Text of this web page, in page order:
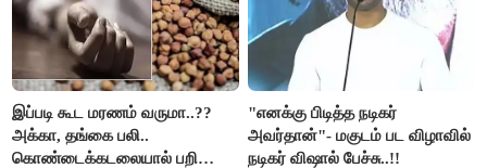
இப்படி கூட மரணம் வருமா..??
அக்கா, தங்கை பலி..
கொண்டைக்கடலையால் பறிபோன
"எனக்கு பிடித்த நடிகர்
அவர்தான்"- மகுடம் பட விழாவில்
நடிகர் விஷால் பேச்சு..!!